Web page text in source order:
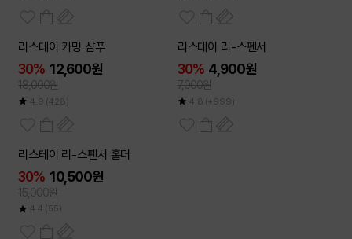
리스테이 카밍 샴푸
30% 12,600원
18,000원
4.9 (428)
리스테이 리-스펜서
30% 4,900원
7,000원
4.8 (+999)
리스테이 리-스펜서 홀더
30% 10,500원
15,000원
4.4 (55)